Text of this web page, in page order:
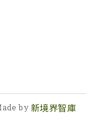
by 新境界智庫